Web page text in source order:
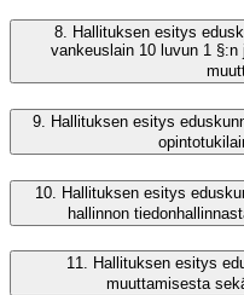
8. Hallituksen esitys
vankeuslain 10 luvun 1
9. Hallituksen esitys
10.
Hallituksen esitys
hallinnon
11. Hallituksen esitys
muuttamisesta